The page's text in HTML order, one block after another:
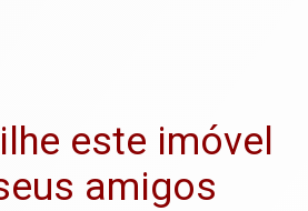
este imóvel
amigos